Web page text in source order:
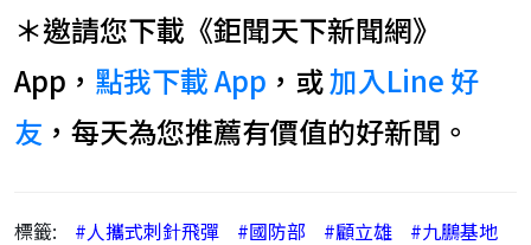
＊邀請您下載《鉅聞天下新聞網》
App， 點我下載 App ，或加入Line 好
友 ，每天為您推薦有價值的好新聞。
標籤: #人攜式刺針飛彈 #國防部 #顧立雄
#九鵬基地